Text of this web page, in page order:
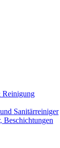
Sanitärreiniger
Beschichtungen